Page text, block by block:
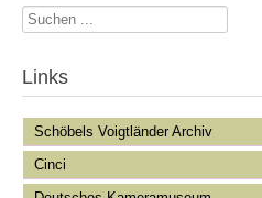
Suchen
Links
Schöbels Voigtländer Archiv
Cinci